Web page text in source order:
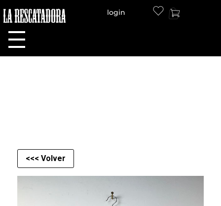
LA RESCATADORA
login
<<< Volver